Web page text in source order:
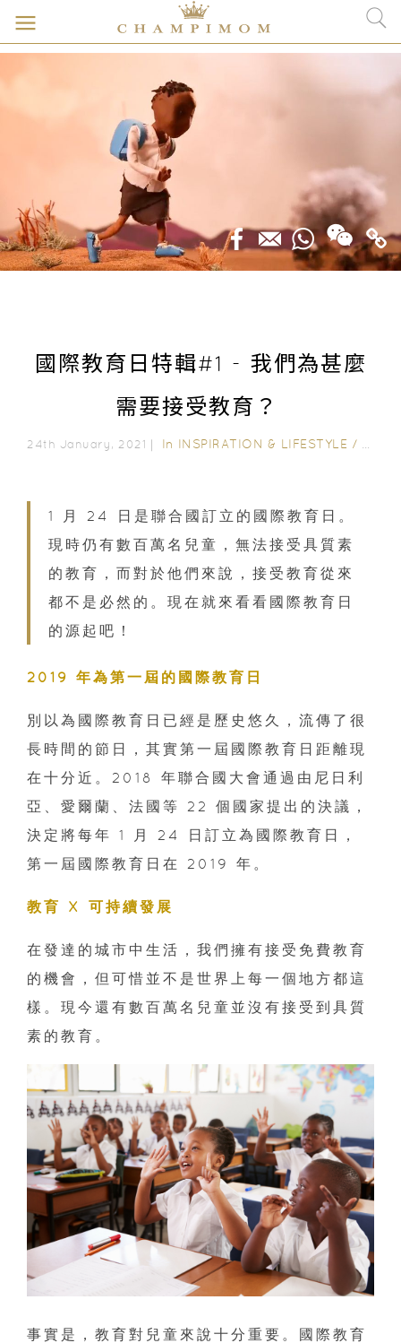
國際教育日特輯#1 - 我們為甚麼
需要接受教育？
24th January, 2021｜ In INSPIRATION & LIFESTYLE /
1 月 24 日是聯合國訂立的國際教育日。
現時仍有數百萬名兒童，無法接受具質素
的教育，而對於他們來說，接受教育從來
都不是必然的。現在就來看看國際教育日
的源起吧！
2019 年為第一屆的國際教育日
別以為國際教育日已經是歷史悠久，流傳了很
長時間的節日，其實第一屆國際教育日距離現
在十分近。2018 年聯合國大會通過由尼日利
亞、愛爾蘭、法國等 22 個國家提出的決議，
決定將每年 1 月 24 日訂立為國際教育日，
第一屆國際教育日在 2019 年。
教育 X 可持續發展
在發達的城市中生活，我們擁有接受免費教育
的機會，但可惜並不是世界上每一個地方都這
樣。現今還有數百萬名兒童並沒有接受到具質
素的教育。
事實是，教育對兒童來說十分重要。國際教育